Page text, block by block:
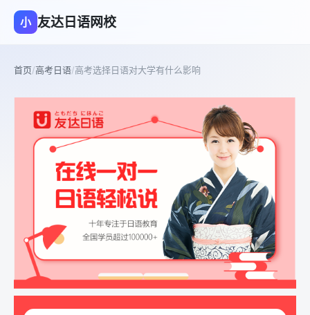
小 友达日语网校
首页/高考日语/高考选择日语对大学有什么影响